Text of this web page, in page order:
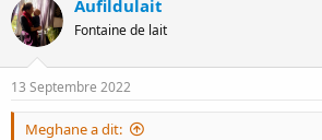
t
i
n
s
Aufildulait
Fontaine de lait
13 Septembre 2022
Meghane a dit: